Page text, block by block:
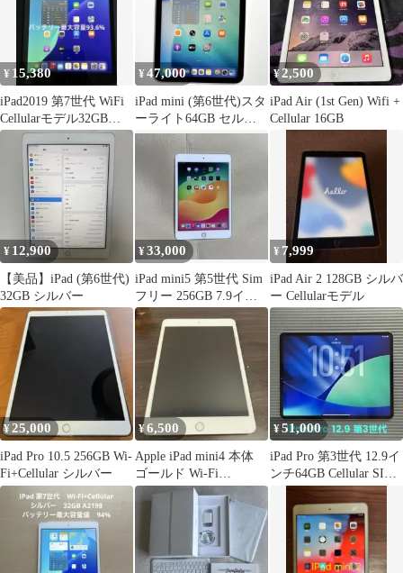
¥ 15,380
iPad2019 第7世代 WiFi
Cellularモデル32GB
Y011
¥47,000
iPad mini (第6世代)スタ
ーライト64GB セルラ
ー バッテリー97%
¥2,500
iPad Air (1st Gen) Wifi +
Cellular 16GB
¥ 12,900
【美品】iPad (第6世代)
32GB シルバー
¥33,000
iPad mini5 第5世代 Sim
フリー 256GB 7.9イン
チ シルバー
¥ 7,999
iPad Air 2 128GB シルバ
ー Cellularモデル
¥25,000
iPad Pro 10.5 256GB Wi-
Fi+Cellular シルバー
¥6,500
Apple iPad mini4 本体
ゴールド Wi-Fi
+Cellular
¥51,000
iPad Pro 第3世代 12.9イ
ンチ64GB Cellular SIM
解除